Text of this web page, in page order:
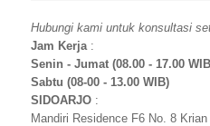
Hubungi kami untuk konsultasi
Jam Kerja:
Senin - Jumat (08.00 - 17.00
Sabtu (08-00 - 13.00 WIB)
SIDOARJO :
Mandiri Residence F6 No. 8 Krian